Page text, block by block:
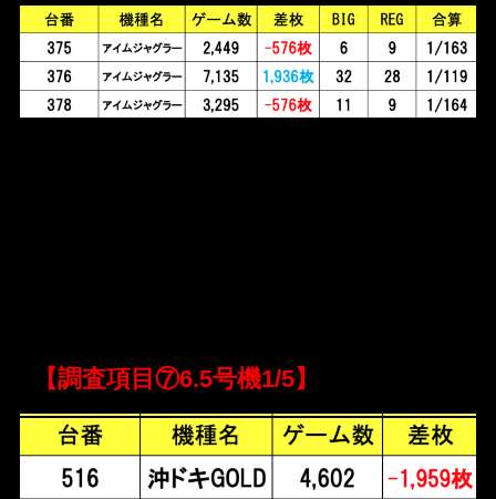
【調査項目⑦6.5号機1/5】